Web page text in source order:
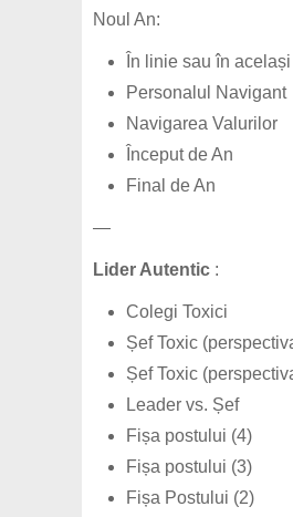
Noul An:
În linie sau în
Personalul Navigant
Navigarea Valurilor
Început de An
Final de An
—
Lider Autentic :
Colegi Toxici
Șef Toxic
Șef Toxic
Leader vs. Șef
Fișa postului (4)
Fișa postului (3)
Fișa Postului (2)